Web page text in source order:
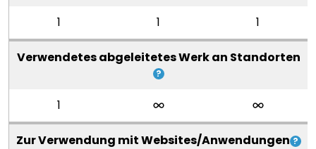
1
1 1
Verwendetes abgeleitetes Werk an Standorten
1
Zur Verwendung mit Websites/Anwendungen